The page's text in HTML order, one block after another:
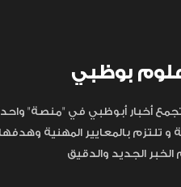
بوظبي
أخبار أبوظبي في "منصة"
و تلتزم بالمعايير المهنية
الجديد والدقيق